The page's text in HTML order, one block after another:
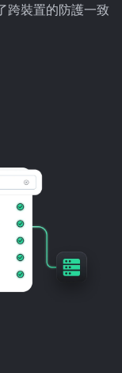
跨裝置的防護一致